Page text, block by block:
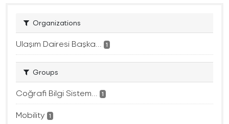
Organizations
Ulaşım Dairesi Başka... 1
Groups
Coğrafi Bilgi Sistem... 1
Mobility 1